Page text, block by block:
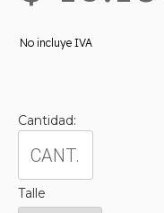
No incluye IVA
Cantidad:
Talle